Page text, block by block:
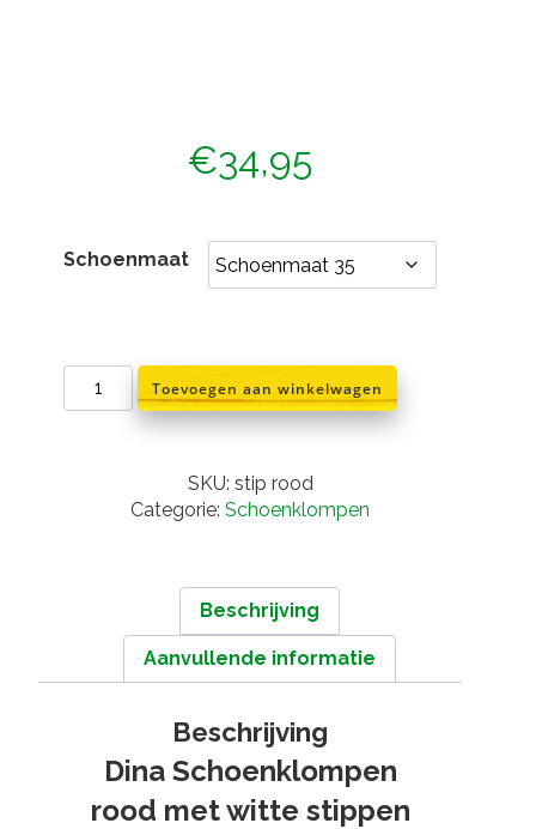
€34,95
Schoenmaat
Schoenklompen
rood
aantal
Toevoegen aan winkelwagen
SKU: stip rood
Categorie: Schoenklompen
Beschrijving
Aanvullende informatie
Beschrijving
Dina Schoenklompen
rood met witte stippen